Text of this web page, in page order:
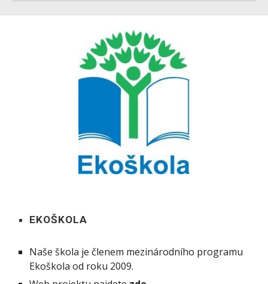
EKOŠKOLA
Naše škola je členem mezinárodního programu
Ekoškola od roku 2009.